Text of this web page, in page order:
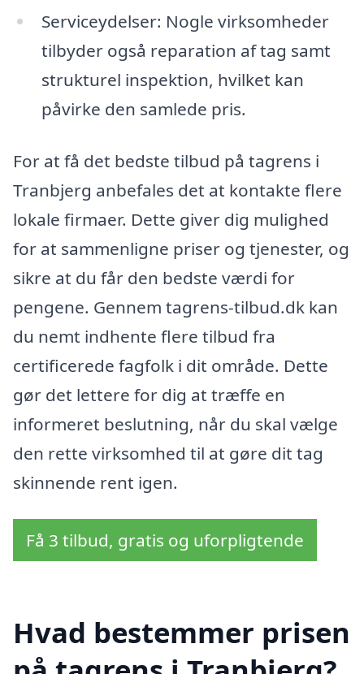
Serviceydelser: Nogle virksomheder
tilbyder også reparation af tag samt
strukturel inspektion, hvilket kan
påvirke den samlede pris.
For at få det bedste tilbud på tagrens i
Tranbjerg anbefales det at kontakte flere
lokale firmaer. Dette giver dig mulighed
for at sammenligne priser og tjenester, og
sikre at du får den bedste værdi for
pengene. Gennem tagrens-tilbud.dk kan
du nemt indhente flere tilbud fra
certificerede fagfolk i dit område. Dette
gør det lettere for dig at træffe en
informeret beslutning, når du skal vælge
den rette virksomhed til at gøre dit tag
skinnende rent igen.
Få 3 tilbud, gratis og uforpligtende
Hvad bestemmer prisen